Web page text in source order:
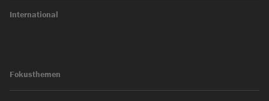
International
Fokusthemen